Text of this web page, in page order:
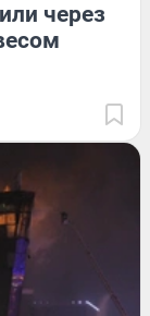
через